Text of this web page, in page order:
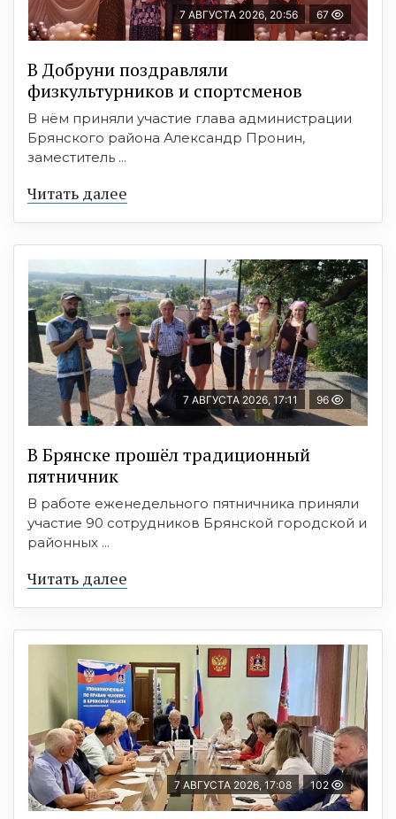
7 АВГУСТА 2026, 20:56 67
В Добруни поздравляли
физкультурников и спортсменов
В нём приняли участие глава администрации
Брянского района Александр Пронин,
заместитель ...
Читать далее
7 АВГУСТА 2026, 17:11 96
В Брянске прошёл традиционный
пятничник
В работе еженедельного пятничника приняли
участие 90 сотрудников Брянской городской и
районных ...
Читать далее
7 АВГУСТА 2026, 17:08 102